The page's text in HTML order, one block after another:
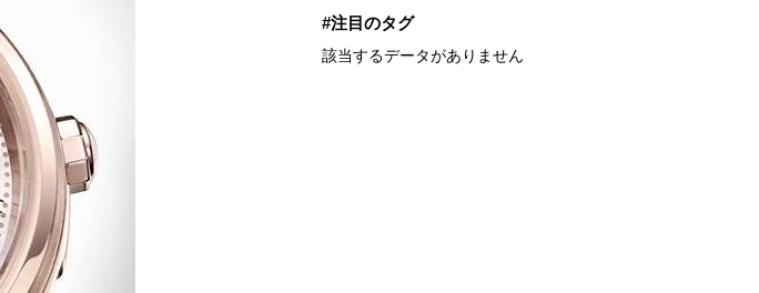
#注目のタグ
該当するデータがありません